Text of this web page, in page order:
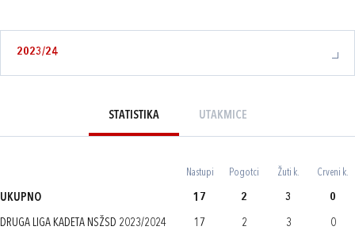
2023/24
STATISTIKA UTAKMICE
Nastupi Pogotci Žuti k. Crveni k.
UKUPNO 17 2 3 0
DRUGA LIGA KADETA NSŽSD 2023/2024 17 2 3 0